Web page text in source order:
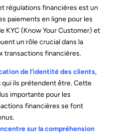
régulations financières est un
paiements en ligne pour les
KYC (Know Your Customer) et
un rôle crucial dans la
transactions financières.
de l’identité des clients,
qui ils prétendent être. Cette
importante pour les
financières se font
sur la compréhension